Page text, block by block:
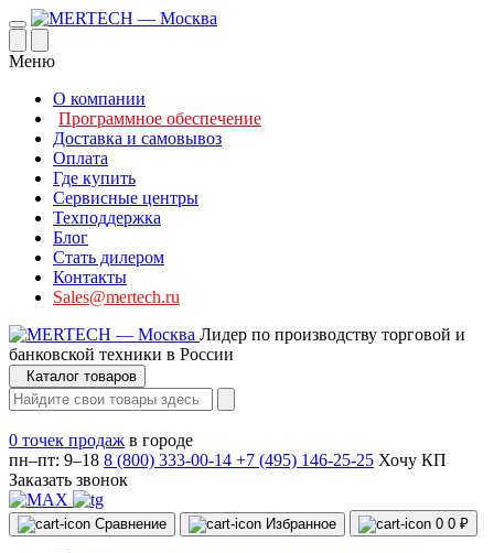
Меню
О компании
Программное обеспечение
Доставка и самовывоз
Оплата
Где купить
Сервисные центры
Техподдержка
Блог
Стать дилером
Контакты
Sales@mertech.ru
Лидер по производству торговой и
банковской техники в России
Каталог товаров
0 точек продаж в городе
пн–пт: 9–18 8 (800) 333-00-14 +7 (495) 146-25-25 Хочу КП
Заказать звонок
Сравнение Избранное 0 0 ₽